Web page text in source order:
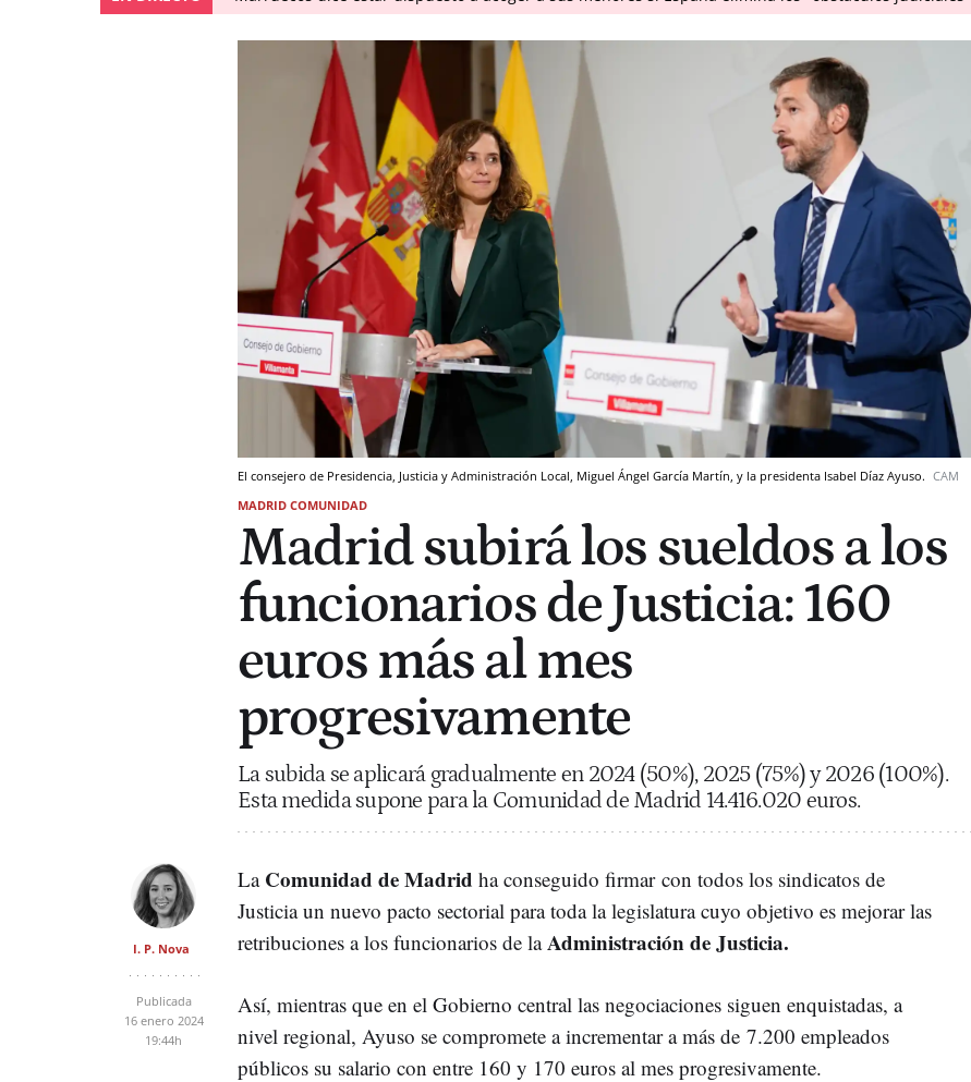
El consejero de Presidencia, Justicia y Administración Local, Miguel Ángel García Martín, y la presidenta Isabel Díaz Ayuso. CAM
MADRID COMUNIDAD
Madrid subirá los sueldos a los
funcionarios de Justicia: 160
euros más al mes
progresivamente
La subida se aplicará gradualmente en 2024 (50%), 2025 (75%) y 2026 (100%).
Esta medida supone para la Comunidad de Madrid 14.416.020 euros.
I. P. Nova
Publicada
16 enero 2024
19:44h
La Comunidad de Madrid ha conseguido firmar con todos los sindicatos de
Justicia un nuevo pacto sectorial para toda la legislatura cuyo objetivo es mejorar las
retribuciones a los funcionarios de laAdministración de Justicia.
Así, mientras que en el Gobierno central las negociaciones siguen enquistadas, a
nivel regional, Ayuso se compromete a incrementar a más de 7.200 empleados
públicos su salario con entre 160 y 170 euros al mes progresivamente.